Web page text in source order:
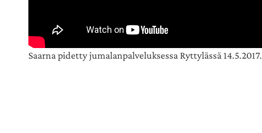
Saarna pidetty jumalanpalveluksessa Ryttylässä 14.5.2017.